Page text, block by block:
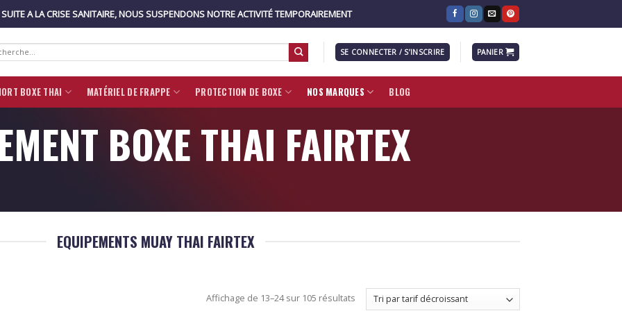
A LA CRISE SANITAIRE, NOUS SUSPENDONS NOTRE ACTIVITÉ TEMPORAIREMENT
SE CONNECTER / S’INSCRIRE PANIER
BOXE THAI MATÉRIEL DE FRAPPE PROTECTION DE BOXE NOS MARQUES BLOG
BOXE THAI FAIRTEX
EQUIPEMENTS MUAY THAI FAIRTEX
Affichage de 13–24 sur 105 résultats